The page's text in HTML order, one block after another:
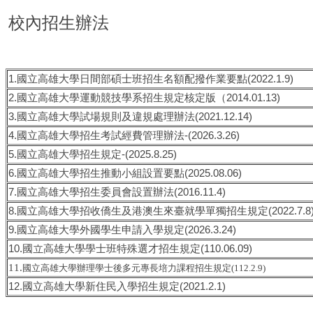
校內招生辦法
1.國立高雄大學日間部碩士班招生名額配撥作業要點(2022.1.9)
2.國立高雄大學運動競技學系招生規定核定版（2014.01.13)
3.國立高雄大學試場規則及違規處理辦法(2021.12.14)
4.國立高雄大學招生考試經費管理辦法-(2026.3.26)
5.國立高雄大學招生規定-(2025.8.25)
6.國立高雄大學招生推動小組設置要點(2025.08.06)
7.國立高雄大學招生委員會設置辦法(2016.11.4)
8.國立高雄大學招收僑生及港澳生來臺就學單獨招生規定
9.國立高雄大學外國學生申請入學規定(2026.3.24)
10.國立高雄大學學士班特殊選才招生規定(110.06.09)
11. 國立高雄大學辦理學士後多元專長培力課程招生規定(112.2.9)
12.國立高雄大學新住民入學招生規定(2021.2.1)